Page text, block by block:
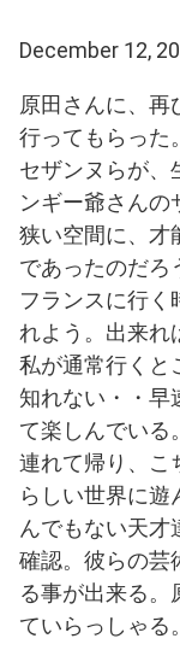
December 12,
原田さんに、再
行ってもらった
セザンヌらが、
ンギー爺さんの
狭い空間に、才
であったのだろ
フランスに行く
れよう。出来れ
私が通常行くと
知れない・・早
て楽しんでいる
連れて帰り、こ
らしい世界に遊
んでもない天才
確認。彼らの芸
る事が出来る。
ていらっしゃる。